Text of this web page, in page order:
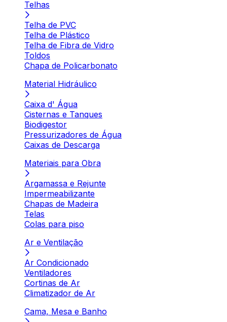
Telhas
Telha de PVC
Telha de Plástico
Telha de Fibra de Vidro
Toldos
Chapa de Policarbonato
Material Hidráulico
Caixa d' Água
Cisternas e Tanques
Biodigestor
Pressurizadores de Água
Caixas de Descarga
Materiais para Obra
Argamassa e Rejunte
Impermeabilizante
Chapas de Madeira
Telas
Colas para piso
Ar e Ventilação
Ar Condicionado
Ventiladores
Cortinas de Ar
Climatizador de Ar
Cama, Mesa e Banho